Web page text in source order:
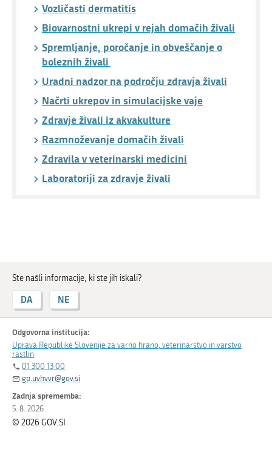
Vozličasti dermatitis
Biovarnostni ukrepi v rejah domačih živali
Spremljanje, poročanje in obveščanje o
boleznih živali
Uradni nadzor na področju zdravja živali
Načrti ukrepov in simulacijske vaje
Zdravje živali iz akvakulture
Razmnoževanje domačih živali
Zdravila v veterinarski medicini
Laboratoriji za zdravje živali
Ste našli informacije, ki ste jih iskali?
DA NE
Odgovorna institucija:
Uprava Republike Slovenije za varno hrano, veterinarstvo in varstvo
rastlin
01 300 13 00
gp.uvhvvr@gov.si
Zadnja sprememba:
5. 8. 2026
© 2026 GOV.SI